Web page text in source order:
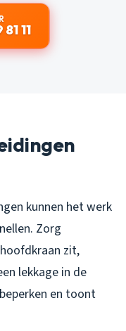
11
kunnen het werk
Zorg
zit,
lekkage in de
en toont